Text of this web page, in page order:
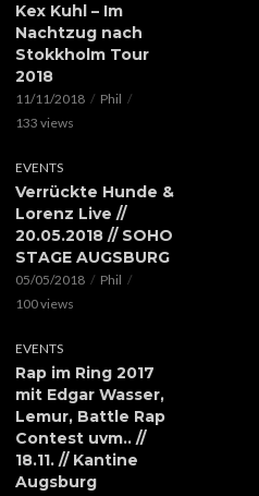
Kex Kuhl – Im
Nachtzug nach
Stokkholm Tour
2018
11/11/2018
Phil
133 views
EVENTS
Verrückte Hunde &
Lorenz Live //
20.05.2018 // SOHO
STAGE AUGSBURG
05/05/2018
Phil
100 views
EVENTS
Rap im Ring 2017
mit Edgar Wasser,
Lemur, Battle Rap
Contest uvm.. //
18.11. // Kantine
Augsburg